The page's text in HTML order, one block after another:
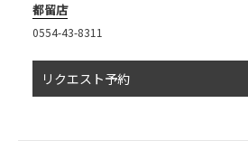
都留店
0554-43-8311
リクエスト予約